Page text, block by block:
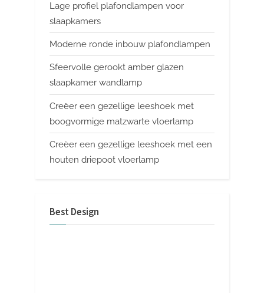
Lage profiel plafondlampen voor
slaapkamers
Moderne ronde inbouw plafondlampen
Sfeervolle gerookt amber glazen
slaapkamer wandlamp
Creëer een gezellige leeshoek met
boogvormige matzwarte vloerlamp
Creëer een gezellige leeshoek met een
houten driepoot vloerlamp
Best Design